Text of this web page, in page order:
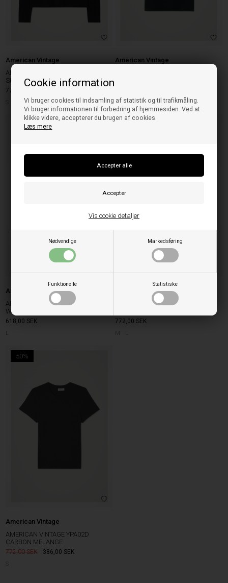
Cookie information
Vi bruger cookies til indsamling af statistik og til trafikmåling.
Vi bruger informationen til forbedring af hjemmesiden. Ved at
klikke videre, accepterer du brugen af cookies.
Læs mere
Nødvendige Markedsføring
Funktionelle Statistiske
Vis cookie detaljer
American Vintage
AMERICAN VINTAGE GAMI02C LS T-
SHIRT SVART
772,00
L
American Vintage
S M
American Vintage
AMERICAN VINTAGE GAMI21E
WHITE
618,00 SEK
American Vintage
AMERICAN VINTAGE GAMIPY T-
772,00 SEK
50%
American Vintage
AMERICAN VINTAGE YPA02D
CARBON MELANGE
772,00 386,00 SEK